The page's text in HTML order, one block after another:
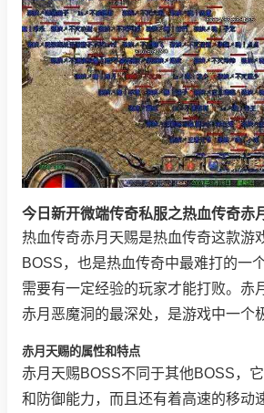
今日新开微端传奇私服之热血传奇赤
热血传奇赤月天赐是热血传奇这款游
BOSS，也是热血传奇中最难打的一
需要有一定经验的玩家才能打败。赤
赤月恶魔洞的最深处，是游戏中一个
赤月天赐的属性和特点
赤月天赐BOSS不同于其他BOSS，
和防御能力，而且还有着高速的移动